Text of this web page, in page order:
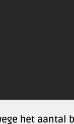
het aantal